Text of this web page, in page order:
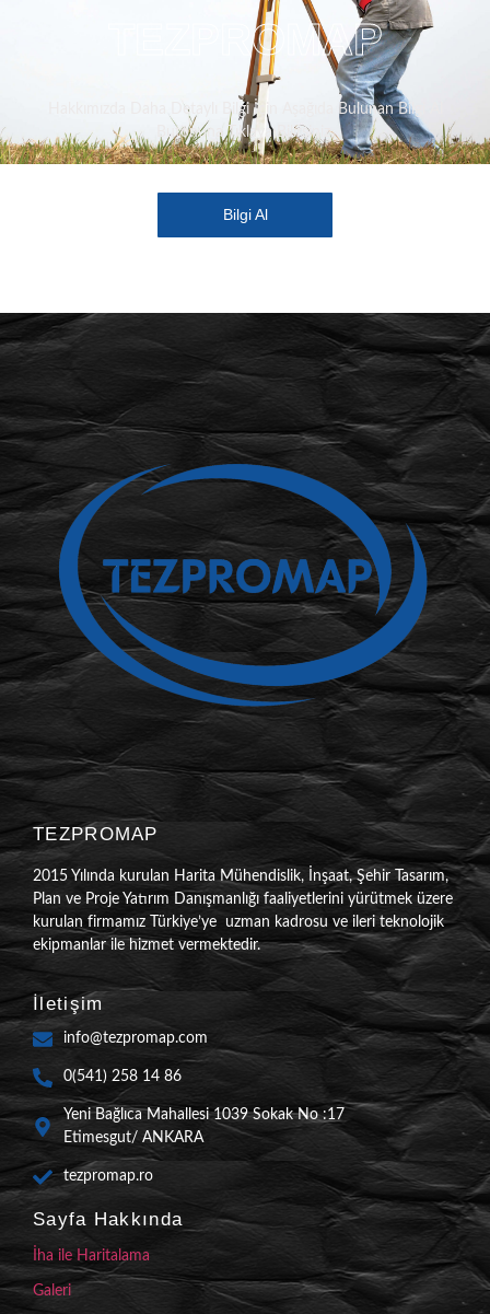
TEZPROMAP
Hakkımızda Daha Detaylı Bilgi İçin Aşağıda Bulunan Bilgi Al
Butonuna Tıklaya Bilirsiniz.
Bilgi Al
TEZPROMAP
2015 Yılında kurulan Harita Mühendislik, İnşaat, Şehir Tasarım,
Plan ve Proje Yatırım Danışmanlığı faaliyetlerini yürütmek üzere
kurulan firmamız Türkiye’ye uzman kadrosu ve ileri teknolojik
ekipmanlar ile hizmet vermektedir.
İletişim
info@tezpromap.com
0(541) 258 14 86
Yeni Bağlıca Mahallesi 1039 Sokak No :17
Etimesgut/ ANKARA
tezpromap.ro
Sayfa Hakkında
İha ile Haritalama
Galeri